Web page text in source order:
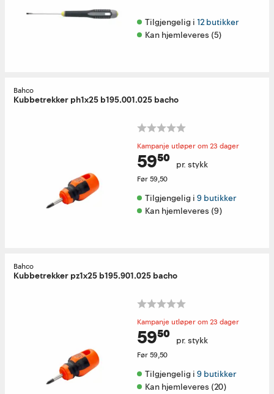
Tilgjengelig i 12 butikker
Kan hjemleveres (5)
Bahco
Kubbetrekker ph1x25 b195.001.025 bacho
Kampanje utløper om 23 dager
59⁵⁰ pr. stykk
Før59,50
Tilgjengelig i 9 butikker
Kan hjemleveres (9)
Bahco
Kubbetrekker pz1x25 b195.901.025 bacho
Kampanje utløper om 23 dager
59⁵⁰ pr. stykk
Før59,50
Tilgjengelig i 9 butikker
Kan hjemleveres (20)